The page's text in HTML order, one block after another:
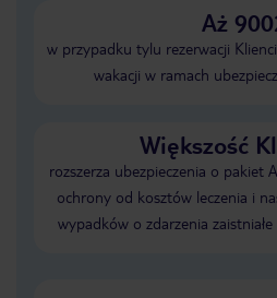
Aż
w przypadku tylu rezerwacji
wakacji w ramach
Większość
rozszerza ubezpieczenia o pakiet
ochrony od kosztów leczenia i
wypadków o zdarzenia